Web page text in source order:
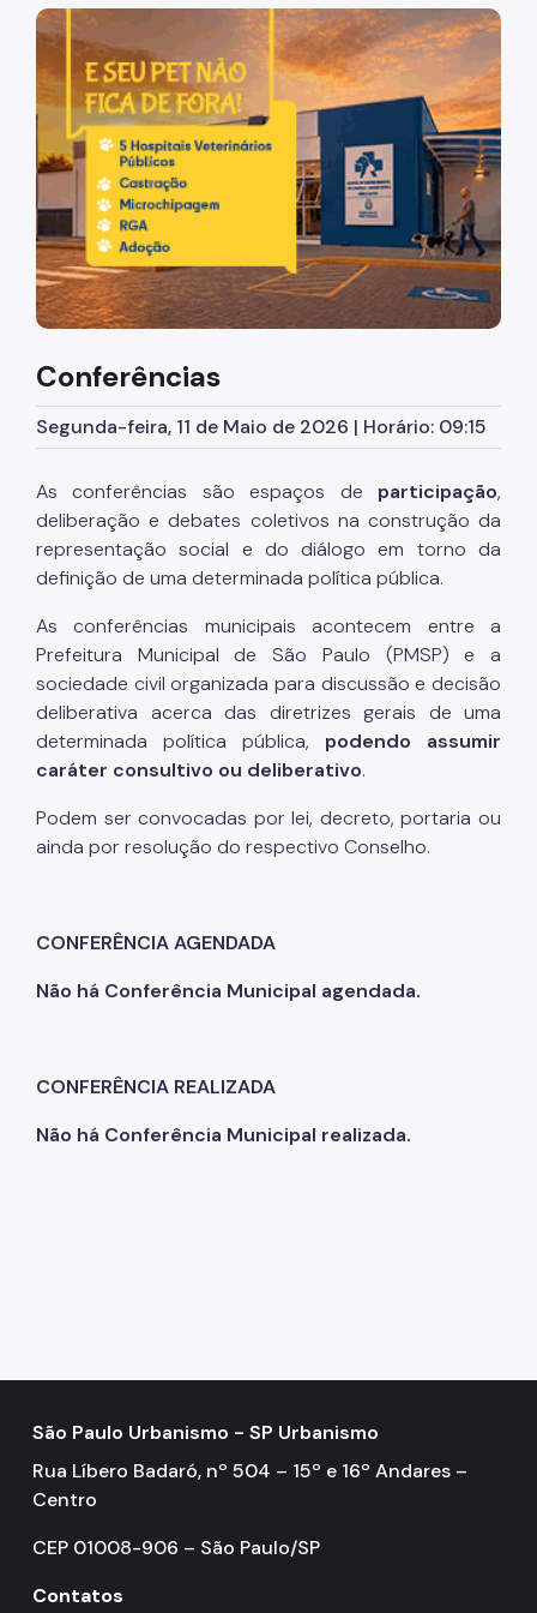
Acesso à Informação
Participação Social
Quadro de Serviços
A Empresa
Organização
Agenda do Presidente e Chefe de Gabinete
Operações Urbanas
Faria Lima
Bairros do Tamanduateí
Áreas de Intervenção Urbana
Setor Central
Planos de Intervenção Urbana (PIUs)
Desenvolvimento Sustentável do Território
Biblioteca
Notícias
Canal de Denúncias
Imagem de um cachorro caramelo e uma gata rajada,
Conferências
Segunda-feira, 11 de Maio de 2026 | Horário: 09:15
As conferências são espaços de participação,
deliberação e debates coletivos na construção da
representação social e do diálogo em torno da
definição de uma determinada política pública.
As conferências municipais acontecem entre a
Prefeitura Municipal de São Paulo (PMSP) e a
sociedade civil organizada para discussão e decisão
deliberativa acerca das diretrizes gerais de uma
determinada política pública, podendo assumir
caráter consultivo ou deliberativo.
Podem ser convocadas por lei, decreto, portaria ou
ainda por resolução do respectivo Conselho.
CONFERÊNCIA AGENDADA
Não há Conferência Municipal agendada.
CONFERÊNCIA REALIZADA
Não há Conferência Municipal realizada.
São Paulo Urbanismo - SP Urbanismo
Rua Líbero Badaró, nº 504 – 15º e 16º Andares –
Centro
CEP 01008-906 – São Paulo/SP
Contatos